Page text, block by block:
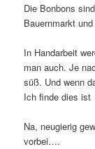
Die Bonbons
Bauernmarkt
In Handarbeit
man auch. Je
süß. Und wenn
Ich finde dies ist
Na, neugierig
vorbei….